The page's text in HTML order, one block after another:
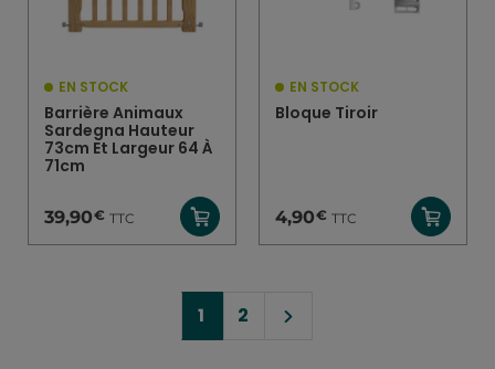
EN STOCK
Barrière Animaux
Sardegna Hauteur
73cm Et Largeur 64 À
71cm
39,90€ TTC
EN STOCK
Bloque Tiroir
4,90€ TTC
1 2